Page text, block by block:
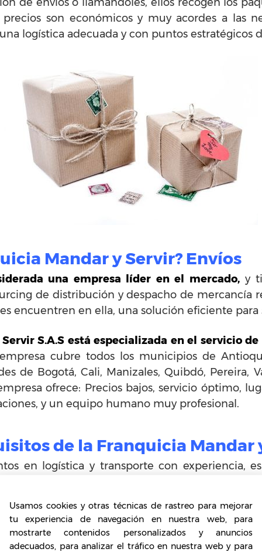
son económicos y muy acordes a las
logística adecuada y con puntos estratégicos
Mandar y Servir? Envíos
una empresa líder en el mercado,y
de distribución y despacho de mercancía
encuentren en ella, una solución eficiente para
S.A.S está especializada en el servicio
cubre todos los municipios de
de Bogotá, Cali, Manizales, Quibdó, Pereira,
ofrece: Precios bajos, servicio óptimo,
y un equipo humano muy profesional.
de la Franquicia Mandar
en logística y transporte con experiencia,
de inversión de la
pesos, aplican regalías, fondo de publicidad y
Usamos cookies y otras técnicas de rastreo para mejorar
tu experiencia de navegación en nuestra web, para
mostrarte contenidos personalizados y anuncios
adecuados, para analizar el tráfico en nuestra web y para